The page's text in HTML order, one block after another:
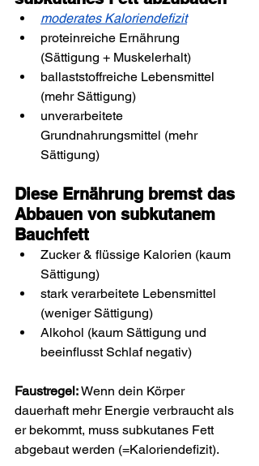
moderates Kaloriendefizit
proteinreiche Ernährung
(Sättigung + Muskelerhalt)
ballaststoffreiche Lebensmittel
(mehr Sättigung)
unverarbeitete
Grundnahrungsmittel (mehr
Sättigung)
Diese Ernährung bremst das
Abbauen von subkutanem
Bauchfett
Zucker & flüssige Kalorien (kaum
Sättigung)
stark verarbeitete Lebensmittel
(weniger Sättigung)
Alkohol (kaum Sättigung und
beeinflusst Schlaf negativ)
Faustregel: Wenn dein Körper
dauerhaft mehr Energie verbraucht als
er bekommt, muss subkutanes Fett
abgebaut werden (=Kaloriendefizit).